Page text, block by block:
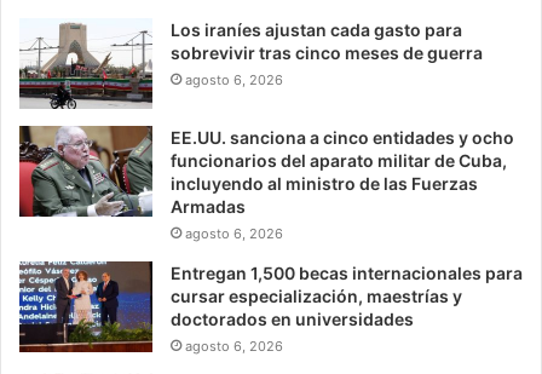
Los iraníes ajustan cada gasto para
sobrevivir tras cinco meses de guerra
agosto 6, 2026
EE.UU. sanciona a cinco entidades y ocho
funcionarios del aparato militar de Cuba,
incluyendo al ministro de las Fuerzas
Armadas
agosto 6, 2026
Entregan 1,500 becas internacionales para
cursar especialización, maestrías y
doctorados en universidades
agosto 6, 2026